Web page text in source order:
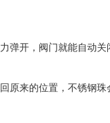
开，阀门就能自动关
来的位置，不锈钢珠